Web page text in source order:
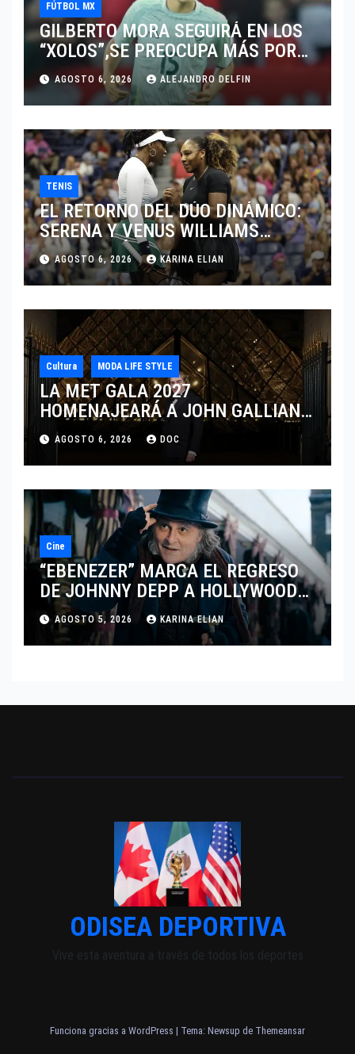
FÚTBOL MX
GILBERTO MORA SEGUIRÁ EN LOS
“XOLOS”,SE PREOCUPA MÁS POR
JUGAR EN SU EQUIPO.
AGOSTO 6, 2026 ALEJANDRO DELFIN
TENIS
EL RETORNO DEL DÚO DINÁMICO:
SERENA Y VENUS WILLIAMS
DISPUTARÁN LOS DOBLES EN
CINCINNATI 2026
AGOSTO 6, 2026 KARINA ELIAN
Cultura MODA LIFE STYLE
LA MET GALA 2027
HOMENAJEARÁ A JOHN GALLIANO
MARCANDO EL REGRESO DEL REY
DEL DRAMATISMO
AGOSTO 6, 2026 DOC
Cine
“EBENEZER” MARCA EL REGRESO
DE JOHNNY DEPP A HOLLYWOOD
TRAS SU PASO POR EL CINE
INDEPENDIENTE EUROPEO
AGOSTO 5, 2026 KARINA ELIAN
ODISEA DEPORTIVA
Vive esta aventura a través de todos los deportes
Funciona gracias a WordPress | Tema: Newsup de Themeansar